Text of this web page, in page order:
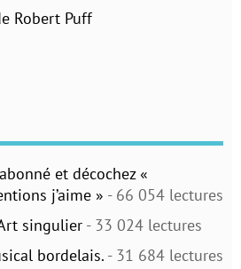
Robert Puff
et décochez «
j’aime » - 66 054 lectures
singulier - 33 024 lectures
bordelais. - 31 684 lectures